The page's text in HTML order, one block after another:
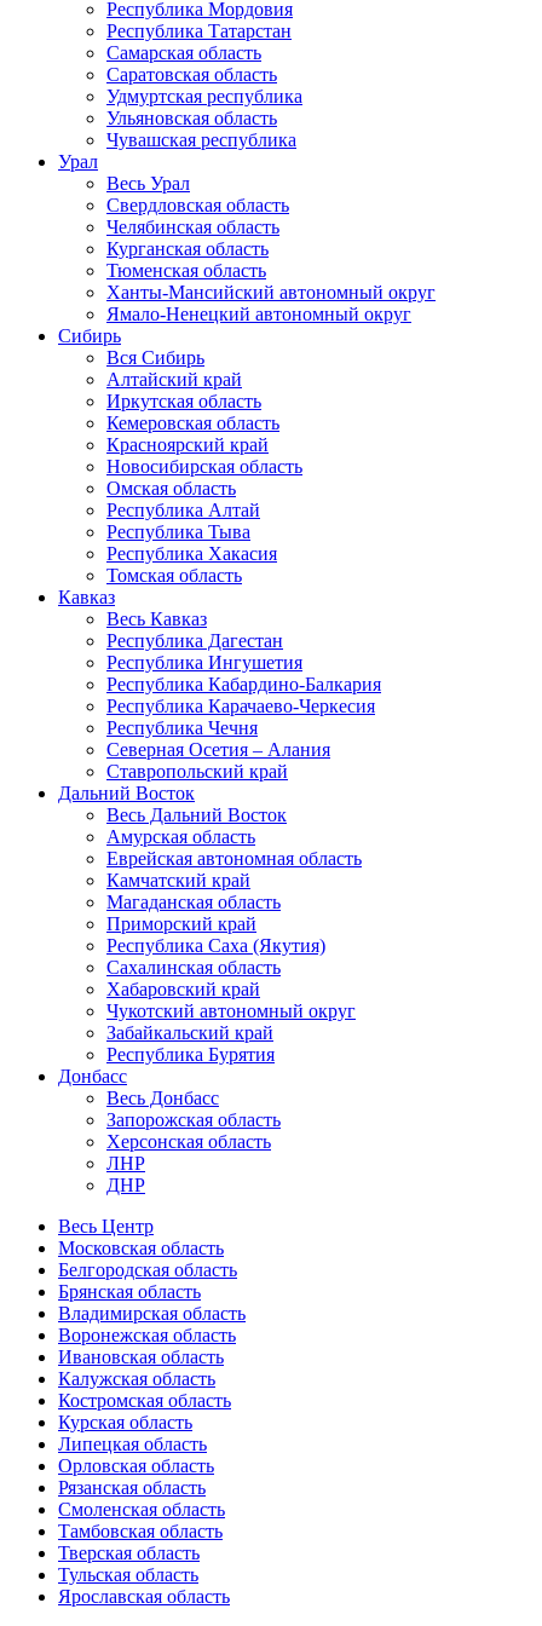
Республика Мордовия
Республика Татарстан
Самарская область
Саратовская область
Удмуртская республика
Ульяновская область
Чувашская республика
Урал
Весь Урал
Свердловская область
Челябинская область
Курганская область
Тюменская область
Ханты-Мансийский автономный округ
Ямало-Ненецкий автономный округ
Сибирь
Вся Сибирь
Алтайский край
Иркутская область
Кемеровская область
Красноярский край
Новосибирская область
Омская область
Республика Алтай
Республика Тыва
Республика Хакасия
Томская область
Кавказ
Весь Кавказ
Республика Дагестан
Республика Ингушетия
Республика Кабардино-Балкария
Республика Карачаево-Черкесия
Республика Чечня
Северная Осетия – Алания
Ставропольский край
Дальний Восток
Весь Дальний Восток
Амурская область
Еврейская автономная область
Камчатский край
Магаданская область
Приморский край
Республика Саха (Якутия)
Сахалинская область
Хабаровский край
Чукотский автономный округ
Забайкальский край
Республика Бурятия
Донбасс
Весь Донбасс
Запорожская область
Херсонская область
ЛНР
ДНР
Весь Центр
Московская область
Белгородская область
Брянская область
Владимирская область
Воронежская область
Ивановская область
Калужская область
Костромская область
Курская область
Липецкая область
Орловская область
Рязанская область
Смоленская область
Тамбовская область
Тверская область
Тульская область
Ярославская область